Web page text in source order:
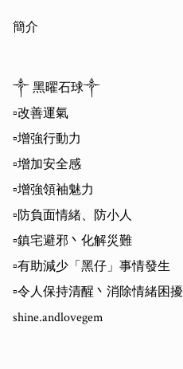
簡介
༒ 黑曜石球༒
▫️改善運氣
▫️增強行動力
▫️增加安全感
▫️增強領袖魅力
▫️防負面情緒、防小人
▫️鎮宅避邪丶化解災難
▫️有助減少「黑仔」事情發生
▫️令人保持清醒丶消除情緒困擾
shine.andlovegem